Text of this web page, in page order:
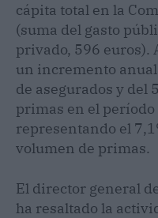
cápita total en la
(suma del gasto
privado, 596 euros).
un incremento
de asegurados y del
primas en el
representando el
volumen de primas.
El director general
ha resaltado la